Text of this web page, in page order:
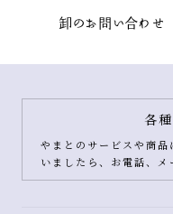
卸のお問い合わせ
各
やまとのサービスや商
いましたら、お電話、